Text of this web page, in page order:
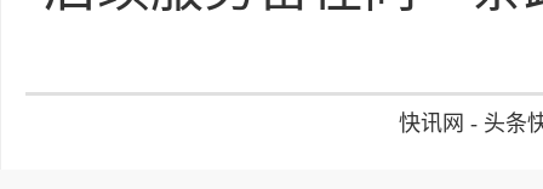
快讯网 - 头条